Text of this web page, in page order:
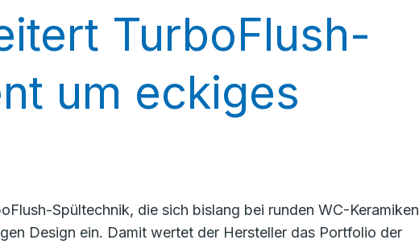
TurboFlush-
um eckiges
Spültechnik, die sich bislang bei runden WC-Keramiken
Design ein. Damit wertet der Hersteller das Portfolio der